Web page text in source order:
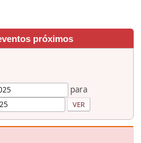
próximos
para